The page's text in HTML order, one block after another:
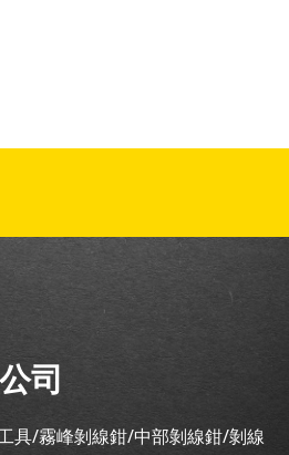
司
具/霧峰剝線鉗/中部剝線鉗/剝線